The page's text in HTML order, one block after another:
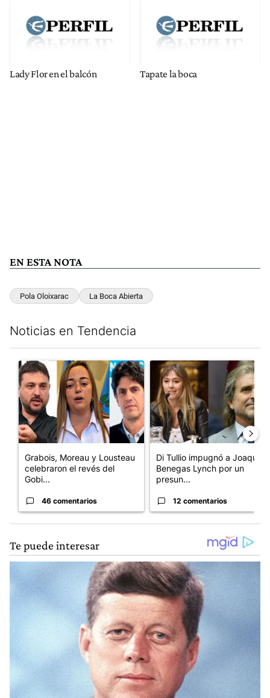
Lady Flor en el balcón Tapate la boca
EN ESTA NOTA
Pola Oloixarac La Boca Abierta
Noticias en Tendencia
Un artículo de tendencia con el título "Grabois, Moreau y
Grabois, Moreau y Lousteau
celebraron el revés del
Gobi...
46 comentarios
Un artículo de tendencia
Di Tullio impugnó a Joaquín
Benegas Lynch por un
presun...
12 comentarios